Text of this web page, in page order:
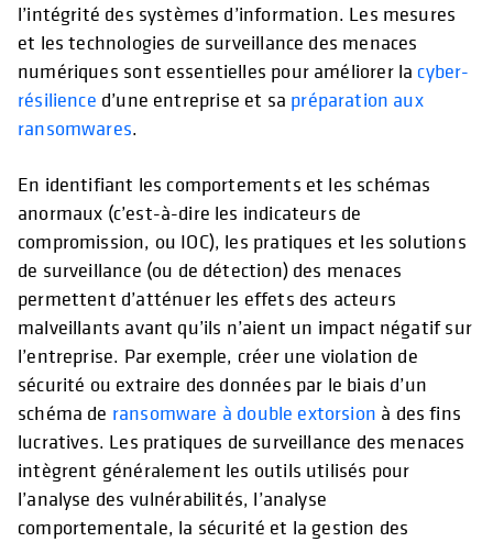
l’intégrité des systèmes d’information. Les mesures
et les technologies de surveillance des menaces
numériques sont essentielles pour améliorer lacyber-
résilience d’une entreprise et sa préparation aux
ransomwares.
En identifiant les comportements et les schémas
anormaux (c’est-à-dire les indicateurs de
compromission, ou IOC), les pratiques et les solutions
de surveillance (ou de détection) des menaces
permettent d’atténuer les effets des acteurs
malveillants avant qu’ils n’aient un impact négatif sur
l’entreprise. Par exemple, créer une violation de
sécurité ou extraire des données par le biais d’un
schéma de ransomware à double extorsion à des fins
lucratives. Les pratiques de surveillance des menaces
intègrent généralement les outils utilisés pour
l’analyse des vulnérabilités, l’analyse
comportementale, la sécurité et la gestion des